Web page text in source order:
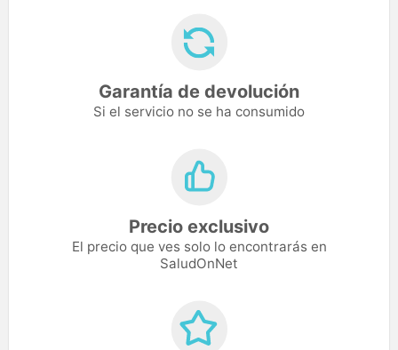
Garantía de devolución
Si el servicio no se ha consumido
Precio exclusivo
El precio que ves solo lo encontrarás en
SaludOnNet